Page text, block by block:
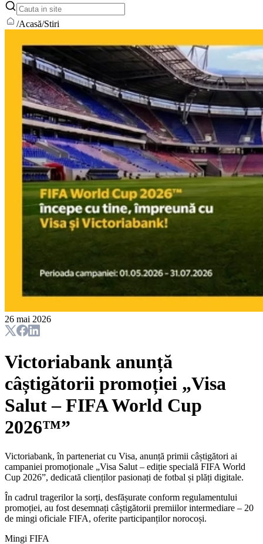
/Acasă/Stiri
26 mai 2026
Victoriabank anunță
câștigătorii promoției „Visa
Salut – FIFA World Cup
2026™”
Victoriabank, în parteneriat cu Visa, anunță primii câștigători ai
campaniei promoționale „Visa Salut – ediție specială FIFA World
Cup 2026”, dedicată clienților pasionați de fotbal și plăți digitale.
În cadrul tragerilor la sorți, desfășurate conform regulamentului
promoției, au fost desemnați câștigătorii premiilor intermediare – 20
de mingi oficiale FIFA, oferite participanților norocoși.
Mingi FIFA